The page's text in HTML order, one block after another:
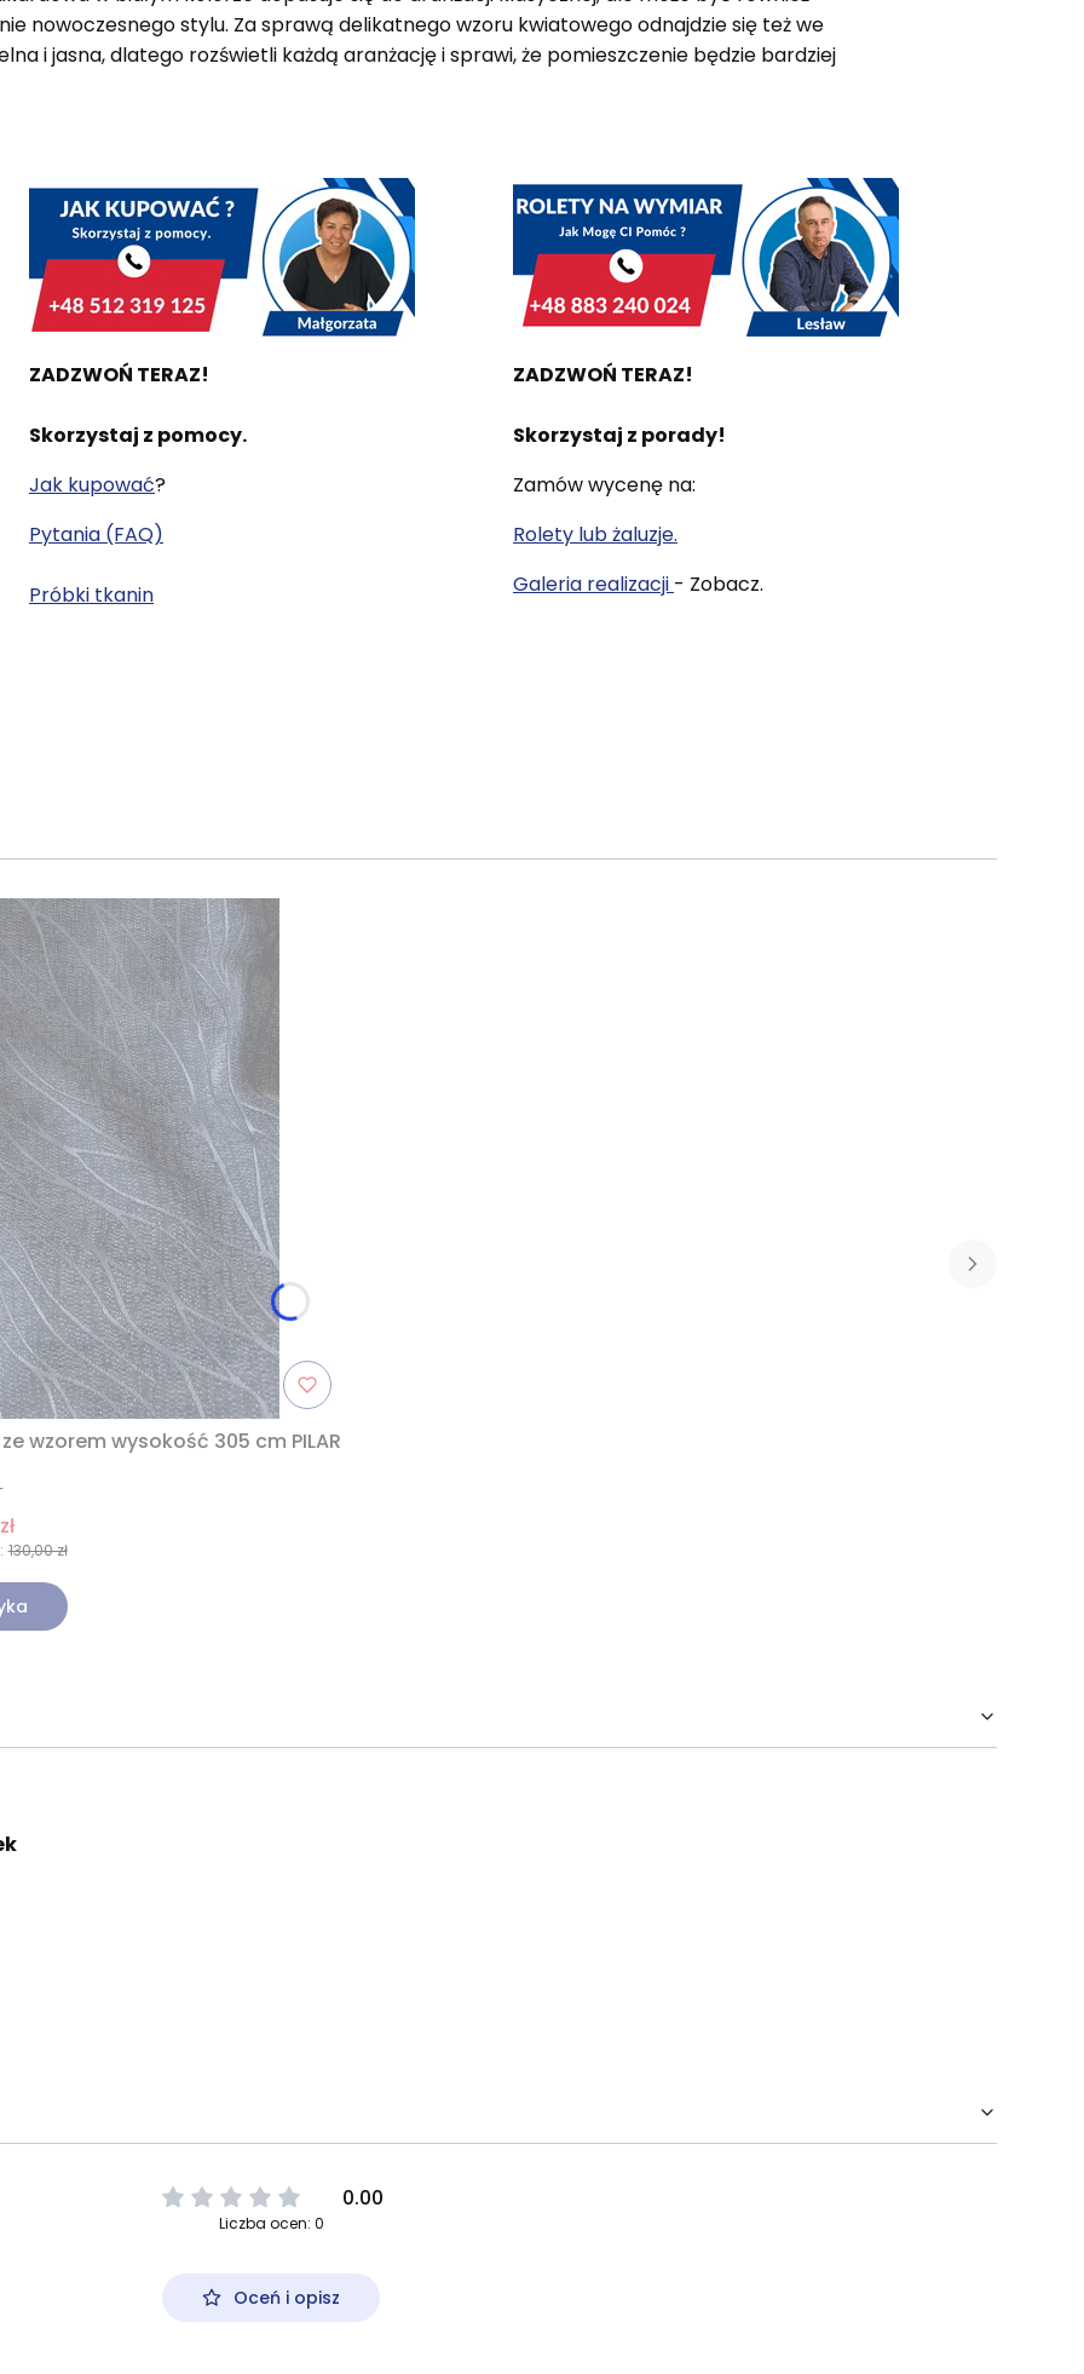
nowoczesnego stylu. Za sprawą delikatnego wzoru kwiatowego odnajdzie się też we
i jasna, dlatego rozświetli każdą aranżację i sprawi, że pomieszczenie będzie bardziej
ZADZWOŃ TERAZ!
Skorzystaj z pomocy.
Jak kupować?
Pytania (FAQ)
Próbki tkanin
ZADZWOŃ TERAZ!
Skorzystaj z porady!
Zamów wycenę na:
Rolety lub żaluzje.
Galeria realizacji - Zobacz.
wzorem wysokość 305 cm PILAR
130,00 zł
0.00
Liczba ocen: 0
Oceń i opisz